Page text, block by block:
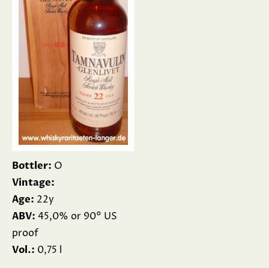
Bottler: O
Vintage:
Age: 22y
ABV: 45,0% or 90° US
proof
Vol.: 0,75 l